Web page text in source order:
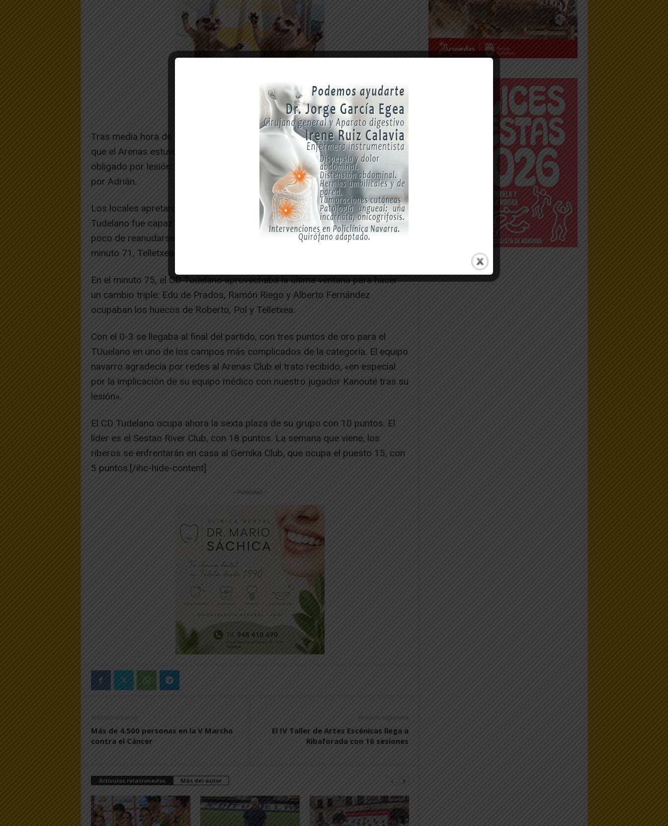
Tras media hora de juego, los blanquinegros seguían fuertes, sin permitir
que el Arenas estuviese cómodo. En el minuto 36, se produjo un cambio
obligado por lesión: Kanouté, con molestias tras un lance, era reemplazado
por Adrián.
Los locales apretaron en el último cuarto de hora del primer acto, pero el CD
Tudelano fue capaz de aguantar con eficacia. Así se llegó al descanso, y al
poco de reanudarse el juego, Prats hacía doblete marcando otro gol. En el
minuto 71, Telletxea redondeaba el marcador con el 0-3.
En el minuto 75, el CD Tudelano aprovechaba la última ventana para hacer
un cambio triple: Edu de Prados, Ramón Riego y Alberto Fernández
ocupaban los huecos de Roberto, Pol y Telletxea.
Con el 0-3 se llegaba al final del partido, con tres puntos de oro para el
TUuelano en uno de los campos más complicados de la categoría. El equipo
navarro agradecía por redes al Arenas Club el trato recibido, «en especial
por la implicación de su equipo médico con nuestro jugador Kanouté tras su
lesión».
El CD Tudelano ocupa ahora la sexta plaza de su grupo con 10 puntos. El
líder es el Sestao River Club, con 18 puntos. La semana que viene, los
riberos se enfrentarán en casa al Gernika Club, que ocupa el puesto 15, con
5 puntos.[/ihc-hide-content]
-- Publicidad --
Artículo anterior
Más de 4.500 personas en la V Marcha
contra el Cáncer
Artículo siguiente
El IV Taller de Artes Escénicas llega a
Ribaforada con 16 sesiones
Artículos relacionados Más del autor